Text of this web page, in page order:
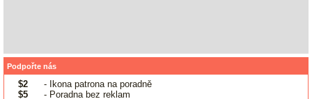
Podpořte nás
$2
- Ikona patrona na poradně
$5
- Poradna bez reklam